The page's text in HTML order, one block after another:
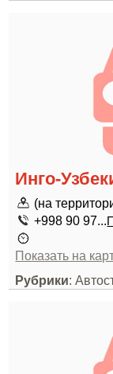
Инго-
(на
+998 90 97...
Показать на
Рубрики: